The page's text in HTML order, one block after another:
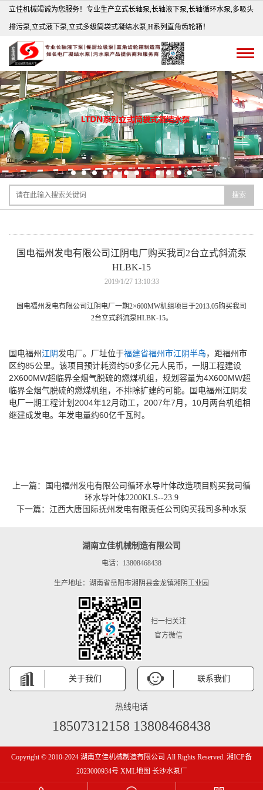
立佳机械竭诚为您服务！专业生产立式长轴泵,长轴液下泵,长轴循环水泵,多吸头
排污泵,立式液下泵,立式多级筒袋式凝结水泵,H系列直角齿轮箱！
搜索
国电福州发电有限公司江阴电厂购买我司2台立式斜流泵
HLBK-15
2019/1/27 13:10:33
国电福州发电有限公司江阴电厂一期2×600MW机组项目于2013.05购买我司
2台立式斜流泵HLBK-15。
国电福州江阴发电厂。厂址位于福建省福州市江阴半岛，距福州市
区约85公里。该项目预计耗资约50多亿元人民币，一期工程建设
2X600MW超临界全烟气脱硫的燃煤机组，规划容量为4X600MW超
临界全烟气脱硫的燃煤机组，不排除扩建的可能。国电福州江阴发
电厂一期工程计划2004年12月动工，2007年7月，10月两台机组相
继建成发电。年发电量约60亿千瓦时。
上一篇：
国电福州发电有限公司循环水导叶体改造项目购买我司循
环水导叶体2200KLS--23.9
下一篇： 江西大唐国际抚州发电有限责任公司购买我司多种水泵
湖南立佳机械制造有限公司
电话：13808468438
生产地址：湖南省岳阳市湘阴县金龙镇湘阴工业园
扫一扫关注
官方微信
关于我们 联系我们
热线电话
18507312158 13808468438
Copyright © 2010-2024 湖南立佳机械制造有限公司 All Rights Reserved. 湘ICP备
2023000934号 XML地图 长沙水泵厂